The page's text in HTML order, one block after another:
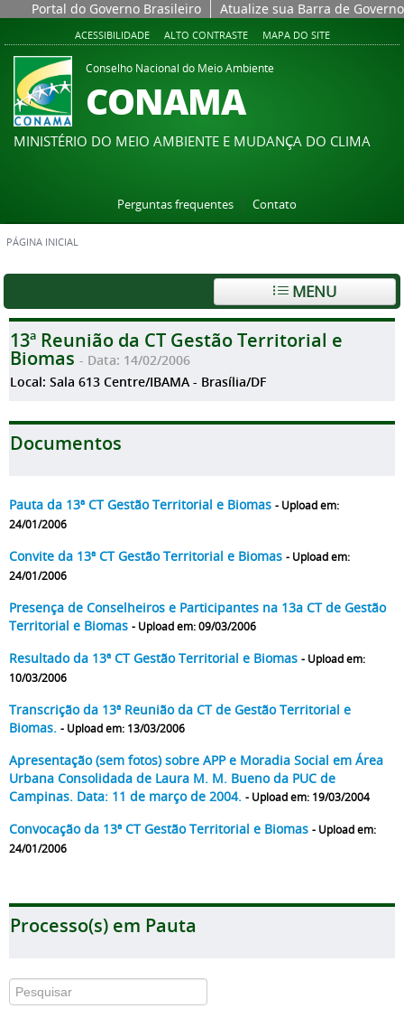
Portal do Governo Brasileiro Atualize sua Barra de Governo
ACESSIBILIDADE ALTO CONTRASTE MAPA DO SITE
Conselho Nacional do Meio Ambiente
CONAMA
MINISTÉRIO DO MEIO AMBIENTE E MUDANÇA DO CLIMA
Perguntas frequentes Contato
PÁGINA INICIAL
MENU
13ª Reunião da CT Gestão Territorial e
Biomas - Data: 14/02/2006
Local: Sala 613 Centre/IBAMA - Brasília/DF
Documentos
Pauta da 13ª CT Gestão Territorial e Biomas - Upload em:
24/01/2006
Convite da 13ª CT Gestão Territorial e Biomas - Upload em:
24/01/2006
Presença de Conselheiros e Participantes na 13a CT de Gestão
Territorial e Biomas - Upload em: 09/03/2006
Resultado da 13ª CT Gestão Territorial e Biomas - Upload em:
10/03/2006
Transcrição da 13ª Reunião da CT de Gestão Territorial e
Biomas. - Upload em: 13/03/2006
Apresentação (sem fotos) sobre APP e Moradia Social em Área
Urbana Consolidada de Laura M. M. Bueno da PUC de
Campinas. Data: 11 de março de 2004. - Upload em: 19/03/2004
Convocação da 13ª CT Gestão Territorial e Biomas - Upload em:
24/01/2006
Processo(s) em Pauta